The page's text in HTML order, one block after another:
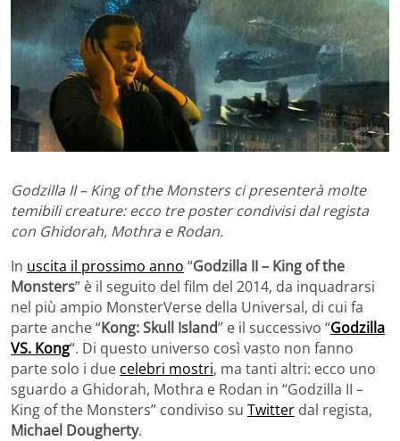
Godzilla II – King of the Monsters ci presenterà molte
temibili creature: ecco tre poster condivisi dal regista
con Ghidorah, Mothra e Rodan.
In uscita il prossimo anno “Godzilla II – King of the
Monsters” è il seguito del film del 2014, da inquadrarsi
nel più ampio MonsterVerse della Universal, di cui fa
parte anche “Kong: Skull Island” e il successivo “Godzilla
VS. Kong“. Di questo universo così vasto non fanno
parte solo i due celebri mostri, ma tanti altri: ecco uno
sguardo a Ghidorah, Mothra e Rodan in “Godzilla II –
King of the Monsters” condiviso su Twitter dal regista,
Michael Dougherty.